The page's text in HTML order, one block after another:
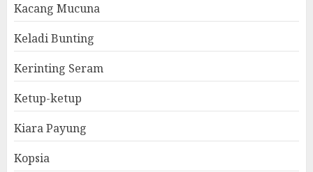
Kacang Mucuna
Keladi Bunting
Kerinting Seram
Ketup-ketup
Kiara Payung
Kopsia